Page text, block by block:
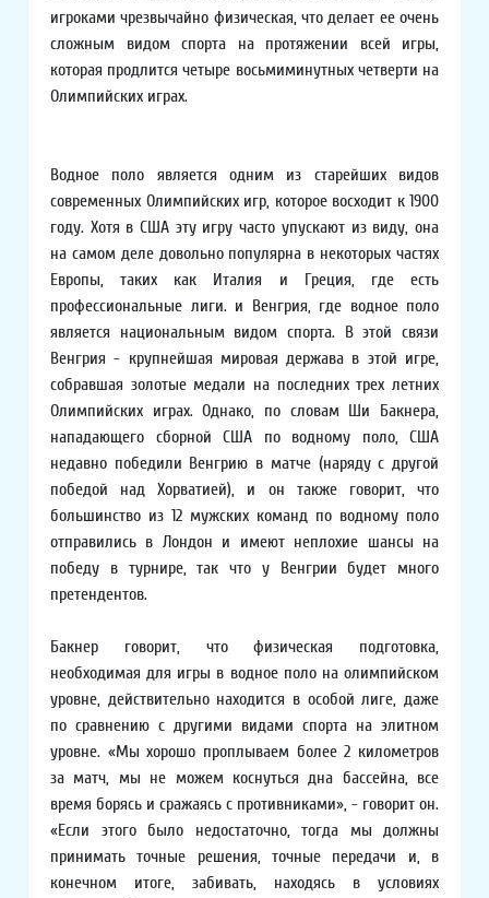
игроками чрезвычайно физическая, что делает ее очень
сложным видом спорта на протяжении всей игры,
которая продлится четыре восьмиминутных четверти на
Олимпийских играх.
Водное поло является одним из старейших видов
современных Олимпийских игр, которое восходит к 1900
году. Хотя в США эту игру часто упускают из виду, она
на самом деле довольно популярна в некоторых частях
Европы, таких как Италия и Греция, где есть
профессиональные лиги. и Венгрия, где водное поло
является национальным видом спорта. В этой связи
Венгрия - крупнейшая мировая держава в этой игре,
собравшая золотые медали на последних трех летних
Олимпийских играх. Однако, по словам Ши Бакнера,
нападающего сборной США по водному поло, США
недавно победили Венгрию в матче (наряду с другой
победой над Хорватией), и он также говорит, что
большинство из 12 мужских команд по водному поло
отправились в Лондон и имеют неплохие шансы на
победу в турнире, так что у Венгрии будет много
претендентов.
Бакнер говорит, что физическая подготовка,
необходимая для игры в водное поло на олимпийском
уровне, действительно находится в особой лиге, даже
по сравнению с другими видами спорта на элитном
уровне. «Мы хорошо проплываем более 2 километров
за матч, мы не можем коснуться дна бассейна, все
время борясь и сражаясь с противниками», - говорит он.
«Если этого было недостаточно, тогда мы должны
принимать точные решения, точные передачи и, в
конечном итоге, забивать, находясь в условиях